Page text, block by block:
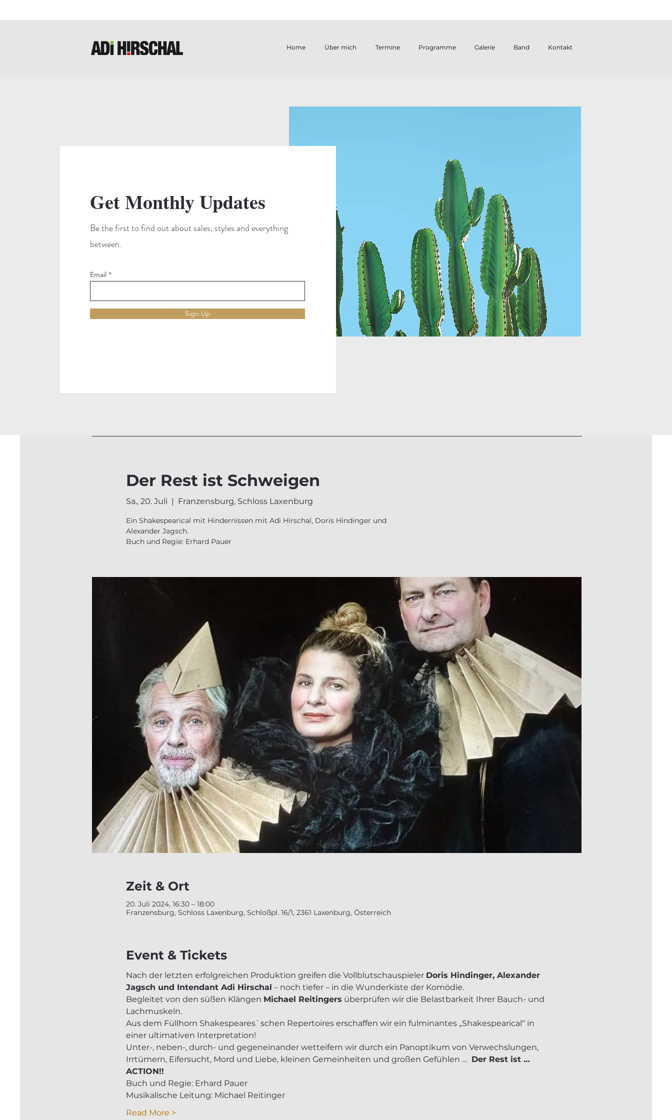
Home Über mich Termine Programme Galerie Band Kontakt
Get Monthly Updates
Be the first to find out about sales, styles and everything
between.
Email
Sign Up
Der Rest ist Schweigen
Sa., 20. Juli
  |
Franzensburg, Schloss Laxenburg
Ein Shakespearical mit Hindernissen mit Adi Hirschal, Doris Hindinger und
Alexander Jagsch.
Buch und Regie: Erhard Pauer
Zeit & Ort
20. Juli 2024, 16:30 – 18:00
Franzensburg, Schloss Laxenburg, Schloßpl. 16/1, 2361 Laxenburg, Österreich
Event & Tickets
Nach der letzten erfolgreichen Produktion greifen die Vollblutschauspieler Doris Hindinger, Alexander
Jagsch und Intendant Adi Hirschal – noch tiefer – in die Wunderkiste der Komödie.
Begleitet von den süßen Klängen Michael Reitingers überprüfen wir die Belastbarkeit Ihrer Bauch- und
Lachmuskeln.
Aus dem Füllhorn Shakespeares`schen Repertoires erschaffen wir ein fulminantes „Shakespearical“ in
einer ultimativen Interpretation!
Unter-, neben-, durch- und gegeneinander wetteifern wir durch ein Panoptikum von Verwechslungen,
Irrtümern, Eifersucht, Mord und Liebe, kleinen Gemeinheiten und großen Gefühlen … Der Rest ist …
ACTION!!
Buch und Regie: Erhard Pauer
Musikalische Leitung: Michael Reitinger
Read More >